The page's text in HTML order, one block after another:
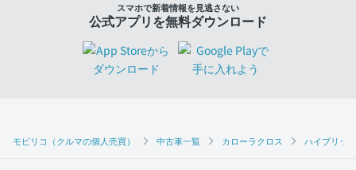
モビリコ（クルマの個人売買） 中古車一覧 カローラクロス ハイブリッ
スマホで新着情報を見逃さない
公式アプリを無料ダウンロード